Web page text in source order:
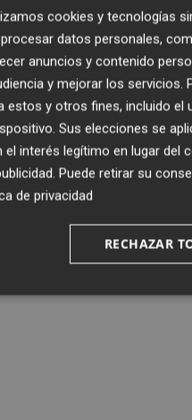
cookies y tecnologías
datos personales,
anuncios y contenido
y mejorar los servicios.
estos y otros fines, incluido el
Sus elecciones se
interés legítimo en lugar del
. Puede retirar su
de privacidad
RECHAZAR